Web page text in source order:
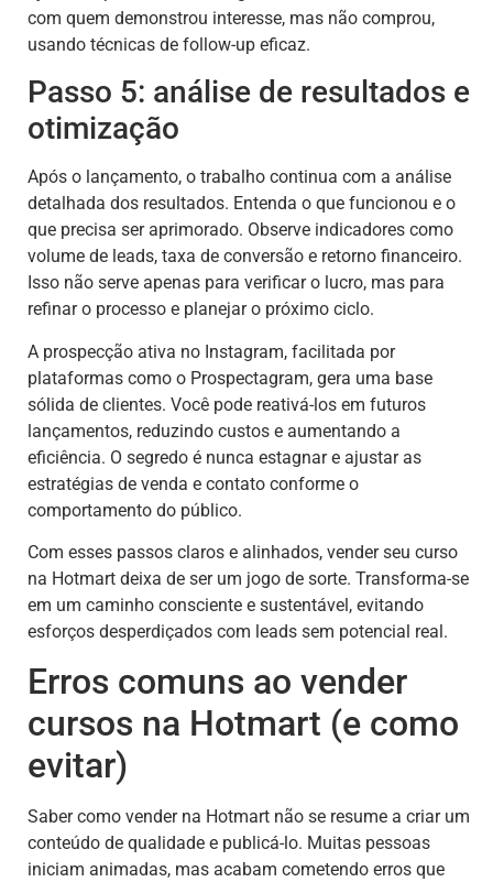
com quem demonstrou interesse, mas não comprou,
usando técnicas de follow-up eficaz.
Passo 5: análise de resultados e
otimização
Após o lançamento, o trabalho continua com a análise
detalhada dos resultados. Entenda o que funcionou e o
que precisa ser aprimorado. Observe indicadores como
volume de leads, taxa de conversão e retorno financeiro.
Isso não serve apenas para verificar o lucro, mas para
refinar o processo e planejar o próximo ciclo.
A prospecção ativa no Instagram, facilitada por
plataformas como o Prospectagram, gera uma base
sólida de clientes. Você pode reativá-los em futuros
lançamentos, reduzindo custos e aumentando a
eficiência. O segredo é nunca estagnar e ajustar as
estratégias de venda e contato conforme o
comportamento do público.
Com esses passos claros e alinhados, vender seu curso
na Hotmart deixa de ser um jogo de sorte. Transforma-se
em um caminho consciente e sustentável, evitando
esforços desperdiçados com leads sem potencial real.
Erros comuns ao vender
cursos na Hotmart (e como
evitar)
Saber como vender na Hotmart não se resume a criar um
conteúdo de qualidade e publicá-lo. Muitas pessoas
iniciam animadas, mas acabam cometendo erros que